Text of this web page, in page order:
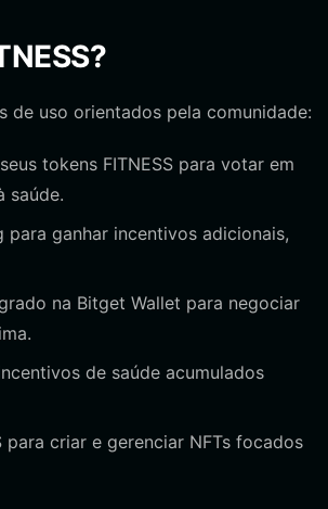
de uso orientados pela comunidade:
tokens FITNESS para votar em
saúde.
ganhar incentivos adicionais,
na Bitget Wallet para negociar
de saúde acumulados
para criar e gerenciar NFTs focados